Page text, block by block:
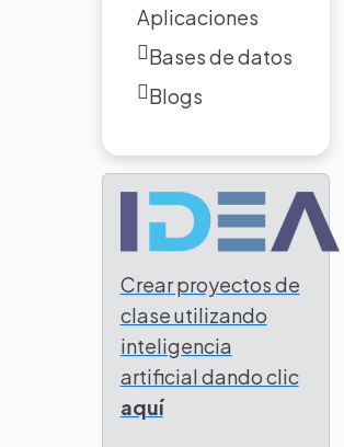
Aplicaciones
Bases de datos
Blogs
Crear proyectos de
clase utilizando
inteligencia
artificial dando clic
aquí